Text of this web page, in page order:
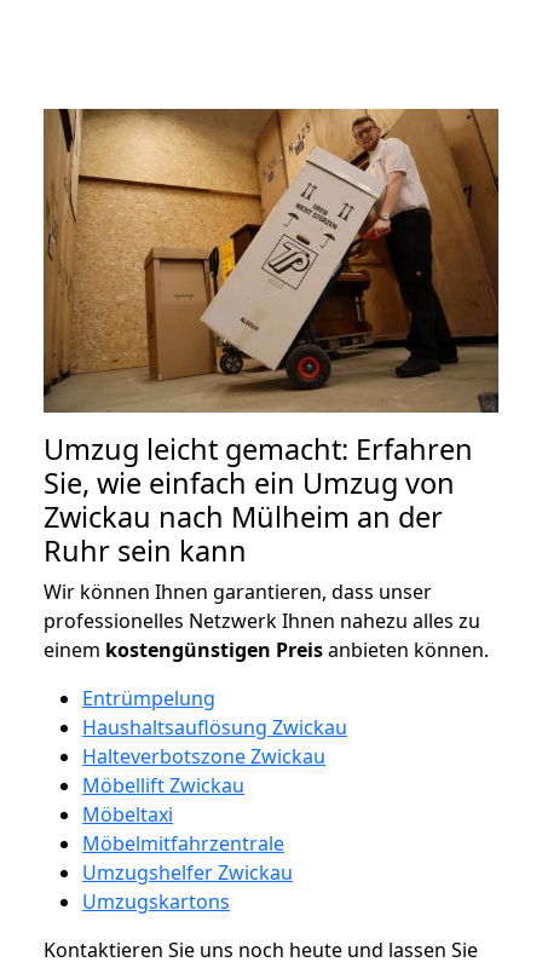
Umzug leicht gemacht: Erfahren
Sie, wie einfach ein Umzug von
Zwickau nach Mülheim an der
Ruhr sein kann
Wir können Ihnen garantieren, dass unser
professionelles Netzwerk Ihnen nahezu alles zu
einem kostengünstigen Preisanbieten können.
Entrümpelung
Haushaltsauflösung Zwickau
Halteverbotszone Zwickau
Möbellift Zwickau
Möbeltaxi
Möbelmitfahrzentrale
Umzugshelfer Zwickau
Umzugskartons
Kontaktieren Sie uns noch heute und lassen Sie